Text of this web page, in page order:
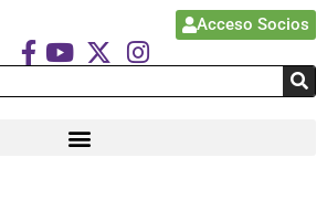
Acceso Socios